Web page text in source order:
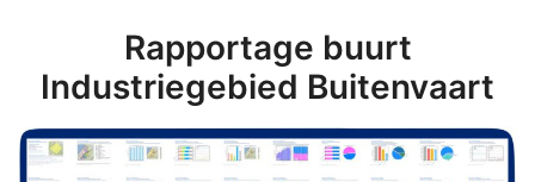
Rapportage buurt
Industriegebied Buitenvaart